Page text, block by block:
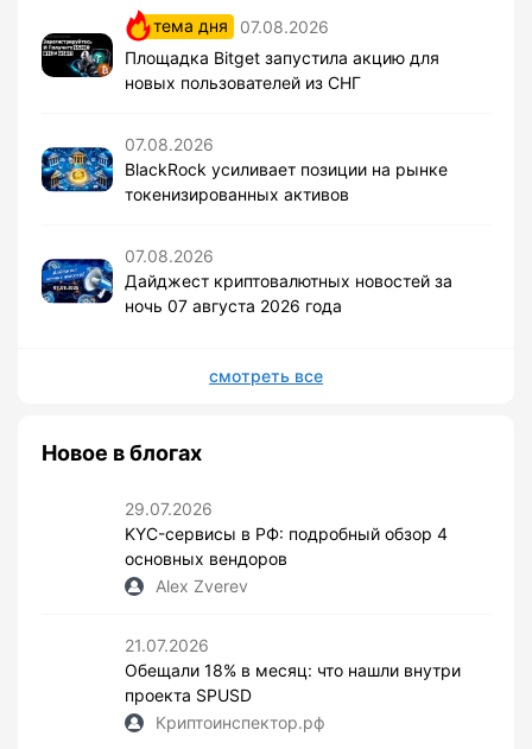
тема дня
07.08.2026
Площадка Bitget запустила акцию для
новых пользователей из СНГ
07.08.2026
BlackRock усиливает позиции на рынке
токенизированных активов
07.08.2026
Дайджест криптовалютных новостей за
ночь 07 августа 2026 года
смотреть все
Новое в блогах
29.07.2026
KYC-сервисы в РФ: подробный обзор 4
основных вендоров
Alex Zverev
21.07.2026
Обещали 18% в месяц: что нашли внутри
проекта SPUSD
Криптоинспектор.рф